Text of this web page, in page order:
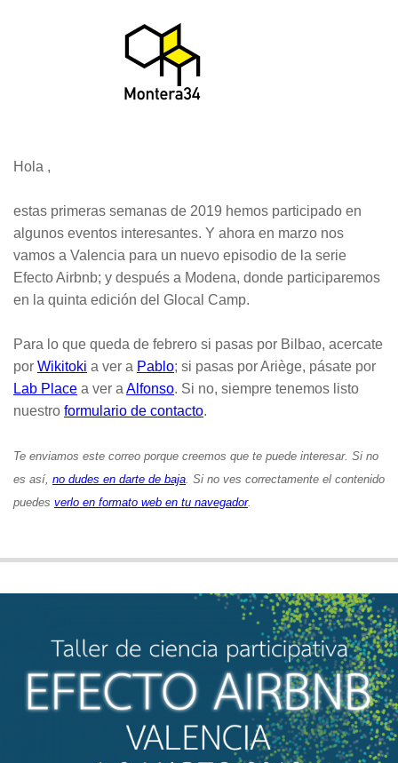
Hola ,
estas primeras semanas de 2019 hemos participado en
algunos eventos interesantes. Y ahora en marzo nos
vamos a Valencia para un nuevo episodio de la serie
Efecto Airbnb; y después a Modena, donde participaremos
en la quinta edición del Glocal Camp.
Para lo que queda de febrero si pasas por Bilbao, acercate
por Wikitoki a ver a Pablo; si pasas por Ariège, pásate por
Lab Place a ver a Alfonso. Si no, siempre tenemos listo
nuestro formulario de contacto.
Te enviamos este correo porque creemos que te puede interesar. Si no
es así, no dudes en darte de baja. Si no ves correctamente el contenido
puedes verlo en formato web en tu navegador.